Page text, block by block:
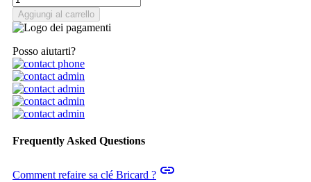
Aggiungi al carrello
Posso aiutarti?
Frequently Asked Questions
Comment refaire sa clé Bricard ? insert_link